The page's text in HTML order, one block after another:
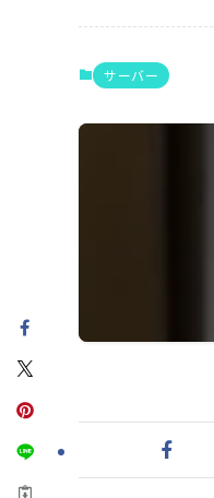
サーバー